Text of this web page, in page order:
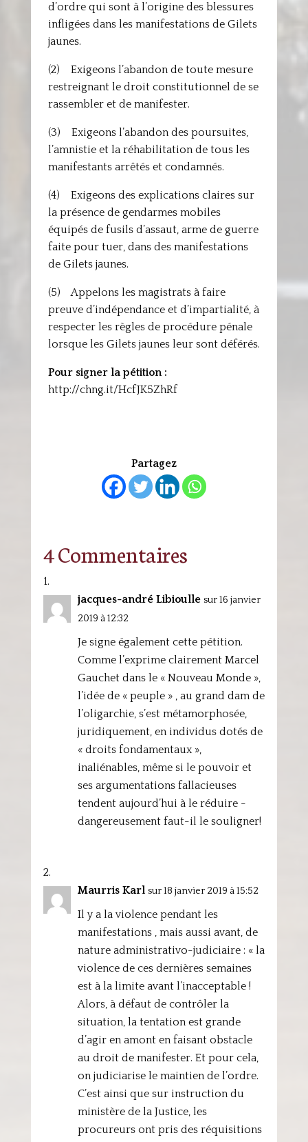
d’ordre qui sont à l’origine des blessures
infligées dans les manifestations de Gilets
jaunes.
(2) Exigeons l’abandon de toute mesure
restreignant le droit constitutionnel de se
rassembler et de manifester.
(3) Exigeons l’abandon des poursuites,
l’amnistie et la réhabilitation de tous les
manifestants arrêtés et condamnés.
(4) Exigeons des explications claires sur
la présence de gendarmes mobiles
équipés de fusils d’assaut, arme de guerre
faite pour tuer, dans des manifestations
de Gilets jaunes.
(5) Appelons les magistrats à faire
preuve d’indépendance et d’impartialité, à
respecter les règles de procédure pénale
lorsque les Gilets jaunes leur sont déférés.
Pour signer la pétition :
http://chng.it/HcfJK5ZhRf
Partagez
4 Commentaires
jacques-andré Libioulle sur 16 janvier
2019 à 12:32
Je signe également cette pétition.
Comme l’exprime clairement Marcel
Gauchet dans le « Nouveau Monde »,
l’idée de « peuple » , au grand dam de
l’oligarchie, s’est métamorphosée,
juridiquement, en individus dotés de
« droits fondamentaux »,
inaliénables, même si le pouvoir et
ses argumentations fallacieuses
tendent aujourd’hui à le réduire -
dangereusement faut-il le souligner!
Maurris Karl sur 18 janvier 2019 à 15:52
Il y a la violence pendant les
manifestations , mais aussi avant, de
nature administrativo-judiciaire : « la
violence de ces dernières semaines
est à la limite avant l’inacceptable !
Alors, à défaut de contrôler la
situation, la tentation est grande
d’agir en amont en faisant obstacle
au droit de manifester. Et pour cela,
on judiciarise le maintien de l’ordre.
C’est ainsi que sur instruction du
ministère de la Justice, les
procureurs ont pris des réquisitions